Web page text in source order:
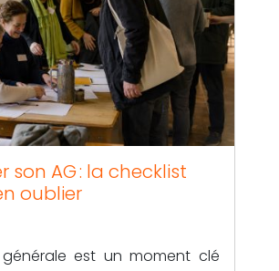
son AG : la checklist
oublier
générale est un moment clé